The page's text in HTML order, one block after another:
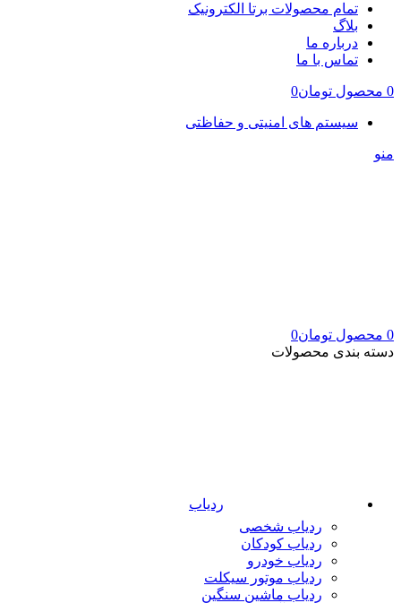
تمام محصولات برتا الکترونیک
بلاگ
درباره ما
تماس با ما
0 محصول تومان0
سیستم های امنیتی و حفاظتی
منو
0 محصول تومان0
دسته بندی محصولات
ردیاب
ردیاب شخصی
ردیاب کودکان
ردیاب خودرو
ردیاب موتور سیکلت
ردیاب ماشین سنگین